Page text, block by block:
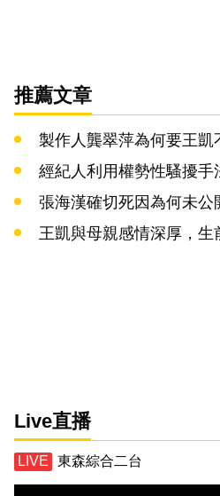
推薦文章
製作人龔翠萍為何要王凱
經紀人利用權勢性騷擾手
張海漢確切死因為何未公
王凱與母親感情深厚，生
Live直播
東森綜合二台